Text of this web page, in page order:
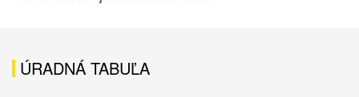
ÚRADNÁ TABUĽA